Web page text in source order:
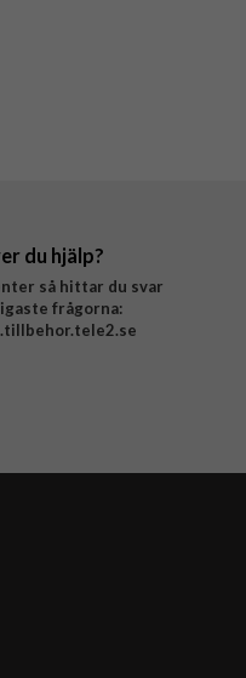
du hjälp?
så hittar du svar
frågorna: